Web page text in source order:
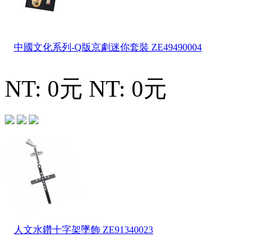
中國文化系列-Q版京劇迷你套裝 ZE49490004
NT: 0元 NT: 0元
人文水鑽十字架墜飾 ZE91340023